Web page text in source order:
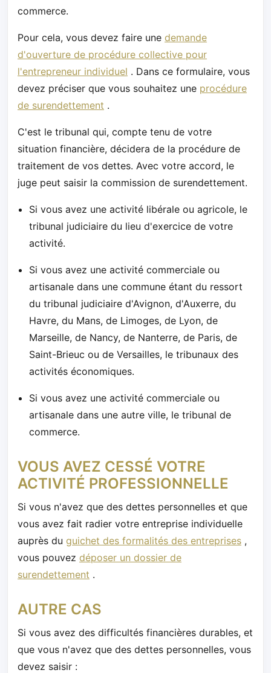
commerce.
Pour cela, vous devez faire une demande
d'ouverture de procédure collective pour
l'entrepreneur individuel . Dans ce formulaire, vous
devez préciser que vous souhaitez une procédure
de surendettement .
C'est le tribunal qui, compte tenu de votre
situation financière, décidera de la procédure de
traitement de vos dettes. Avec votre accord, le
juge peut saisir la commission de surendettement.
Si vous avez une activité libérale ou agricole, le
tribunal judiciaire du lieu d'exercice de votre
activité.
Si vous avez une activité commerciale ou
artisanale dans une commune étant du ressort
du tribunal judiciaire d'Avignon, d'Auxerre, du
Havre, du Mans, de Limoges, de Lyon, de
Marseille, de Nancy, de Nanterre, de Paris, de
Saint-Brieuc ou de Versailles, le tribunaux des
activités économiques.
Si vous avez une activité commerciale ou
artisanale dans une autre ville, le tribunal de
commerce.
VOUS AVEZ CESSÉ VOTRE
ACTIVITÉ PROFESSIONNELLE
Si vous n'avez que des dettes personnelles et que
vous avez fait radier votre entreprise individuelle
auprès du guichet des formalités des entreprises ,
vous pouvez déposer un dossier de
surendettement .
AUTRE CAS
Si vous avez des difficultés financières durables, et
que vous n'avez que des dettes personnelles, vous
devez saisir :